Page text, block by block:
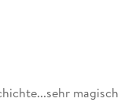
magisch